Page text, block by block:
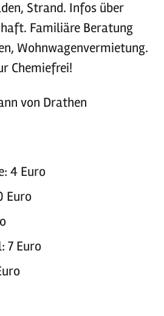
Strand. Infos über
Familiäre Beratung
Wohnwagenvermietung.
Chemiefrei!
von Drathen
4 Euro
Euro
7 Euro